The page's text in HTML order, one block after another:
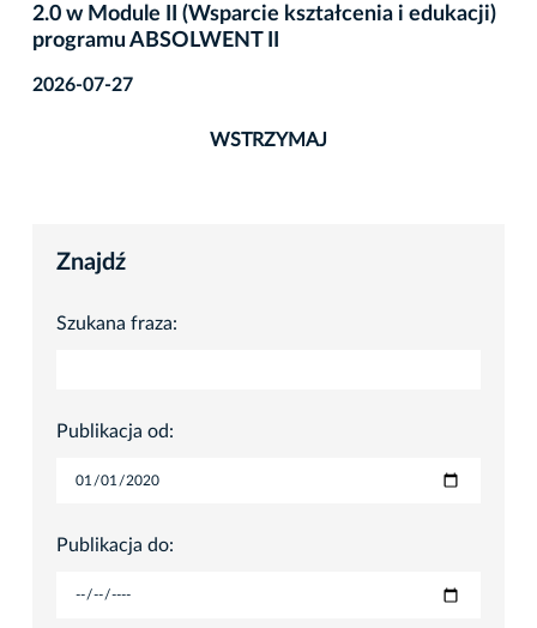
2.0 w Module II (Wsparcie kształcenia i edukacji)
programu ABSOLWENT II
2026-07-27
WSTRZYMAJ
Znajdź
Szukana fraza:
Publikacja od:
Publikacja do: